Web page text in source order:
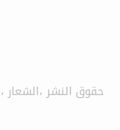
حقوق النشر ،الشعار